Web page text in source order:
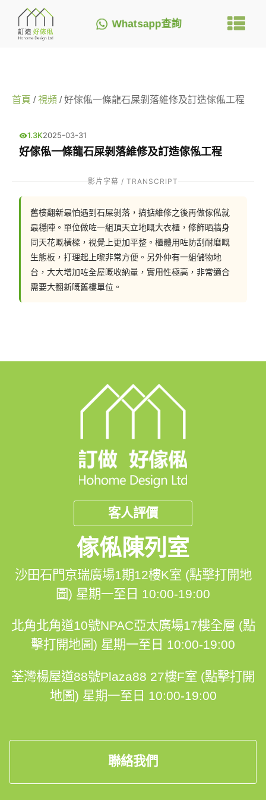
Whatsapp查詢
首頁 /視頻 / 好傢俬一條龍石屎剝落維修及訂造傢俬工程
1.3K2025-03-31
好傢俬一條龍石屎剝落維修及訂造傢俬工程
影片字幕 / TRANSCRIPT
舊樓翻新最怕遇到石屎剝落，搞掂維修之後再做傢俬就
最穩陣。單位做咗一組頂天立地嘅大衣櫃，修飾晒牆身
同天花嘅橫樑，視覺上更加平整。櫃體用咗防刮耐磨嘅
生態板，打理起上嚟非常方便。另外仲有一組儲物地
台，大大增加咗全屋嘅收納量，實用性極高，非常適合
需要大翻新嘅舊樓單位。
客人評價
傢俬陳列室
沙田石門京瑞廣場1期12樓K室 (點擊打開地
圖) 星期一至日 10:00-19:00
北角北角道10號NPAC亞太廣場17樓全層 (點
擊打開地圖) 星期一至日 10:00-19:00
荃灣楊屋道88號Plaza88 27樓F室 (點擊打開
地圖) 星期一至日 10:00-19:00
聯絡我們